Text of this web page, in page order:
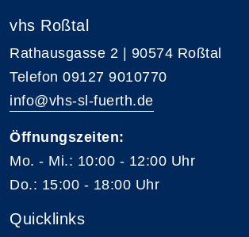
vhs Roßtal
Rathausgasse 2 | 90574 Roßtal
Telefon 09127 9010770
info@vhs-sl-fuerth.de
Öffnungszeiten:
Mo. - Mi.: 10:00 - 12:00 Uhr
Do.: 15:00 - 18:00 Uhr
Quicklinks